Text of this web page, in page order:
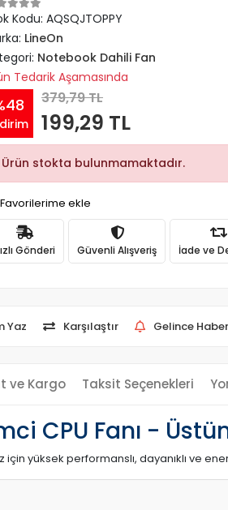
Kodu: AQSQJTOPPY
LineOn
Notebook Dahili Fan
Tedarik Aşamasında
379,79 TL
199,29 TL
Ürün stokta bulunmamaktadır.
Favorilerime ekle
Gönderi Güvenli Alışveriş İade ve
Yaz Karşılaştır Gelince
ve Kargo Taksit Seçenekleri
CPU Fanı -
için yüksek performanslı, dayanıklı ve